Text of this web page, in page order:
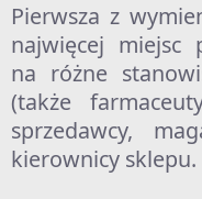
Pierwsza z
najwięcej miejsc
na różne
(także
sprzedawcy,
kierownicy sklepu.